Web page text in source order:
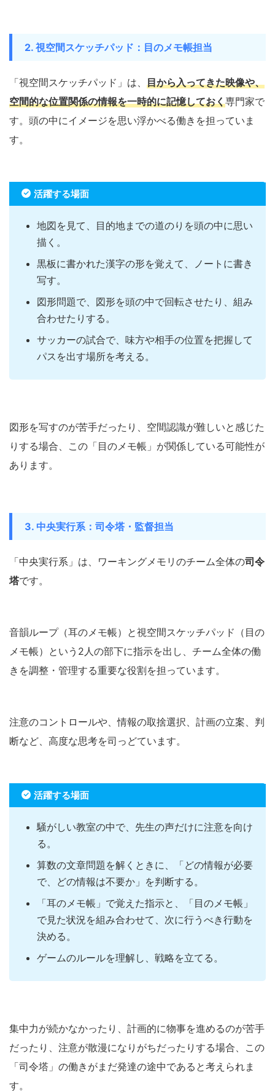
2. 視空間スケッチパッド：目のメモ帳担当
「視空間スケッチパッド」は、 目から入ってきた映像や、
空間的な位置関係の情報を一時的に記憶しておく専門家で
す。頭の中にイメージを思い浮かべる働きを担っていま
す。
活躍する場面
地図を見て、目的地までの道のりを頭の中に思い
描く。
黒板に書かれた漢字の形を覚えて、ノートに書き
写す。
図形問題で、図形を頭の中で回転させたり、組み
合わせたりする。
サッカーの試合で、味方や相手の位置を把握して
パスを出す場所を考える。
図形を写すのが苦手だったり、空間認識が難しいと感じた
りする場合、この「目のメモ帳」が関係している可能性が
あります。
3. 中央実行系：司令塔・監督担当
「中央実行系」は、ワーキングメモリのチーム全体の司令
塔です。
音韻ループ（耳のメモ帳）と視空間スケッチパッド（目の
メモ帳）という2人の部下に指示を出し、チーム全体の働
きを調整・管理する重要な役割を担っています。
注意のコントロールや、情報の取捨選択、計画の立案、判
断など、高度な思考を司っどています。
活躍する場面
騒がしい教室の中で、先生の声だけに注意を向け
る。
算数の文章問題を解くときに、「どの情報が必要
で、どの情報は不要か」を判断する。
「耳のメモ帳」で覚えた指示と、「目のメモ帳」
で見た状況を組み合わせて、次に行うべき行動を
決める。
ゲームのルールを理解し、戦略を立てる。
集中力が続かなかったり、計画的に物事を進めるのが苦手
だったり、注意が散漫になりがちだったりする場合、この
「司令塔」の働きがまだ発達の途中であると考えられま
す。